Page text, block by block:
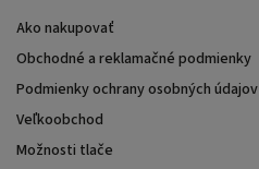
Ako nakupovať
Obchodné a reklamačné podmienky
Podmienky ochrany osobných údajov
Veľkoobchod
Možnosti tlače